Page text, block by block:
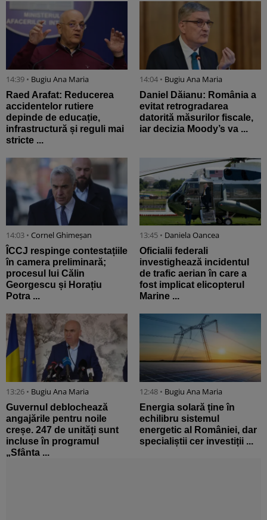
14:39 • Bugiu ⁠Ana Maria
Raed Arafat: Reducerea
accidentelor rutiere
depinde de educație,
infrastructură și reguli mai
stricte ...
14:04 • Bugiu ⁠Ana Maria
Daniel Dăianu: România a
evitat retrogradarea
datorită măsurilor fiscale,
iar decizia Moody’s va ...
14:03 • Cornel Ghimeșan
ÎCCJ respinge contestațiile
în camera preliminară;
procesul lui Călin
Georgescu și Horațiu
Potra ...
13:45 • Daniela Oancea
Oficialii federali
investighează incidentul
de trafic aerian în care a
fost implicat elicopterul
Marine ...
13:26 • Bugiu ⁠Ana Maria
Guvernul deblochează
angajările pentru noile
creșe. 247 de unități sunt
incluse în programul
„Sfânta ...
12:48 • Bugiu ⁠Ana Maria
Energia solară ține în
echilibru sistemul
energetic al României, dar
specialiștii cer investiții ...